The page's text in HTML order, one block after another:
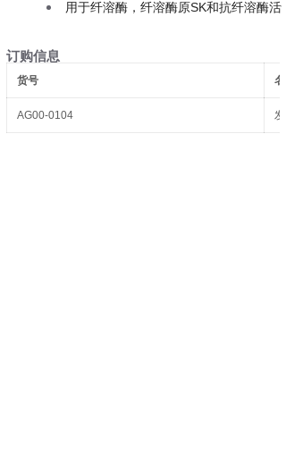
用于纤溶酶，纤溶酶原SK和抗纤溶酶活
订购信息
货号 名
AG00-0104